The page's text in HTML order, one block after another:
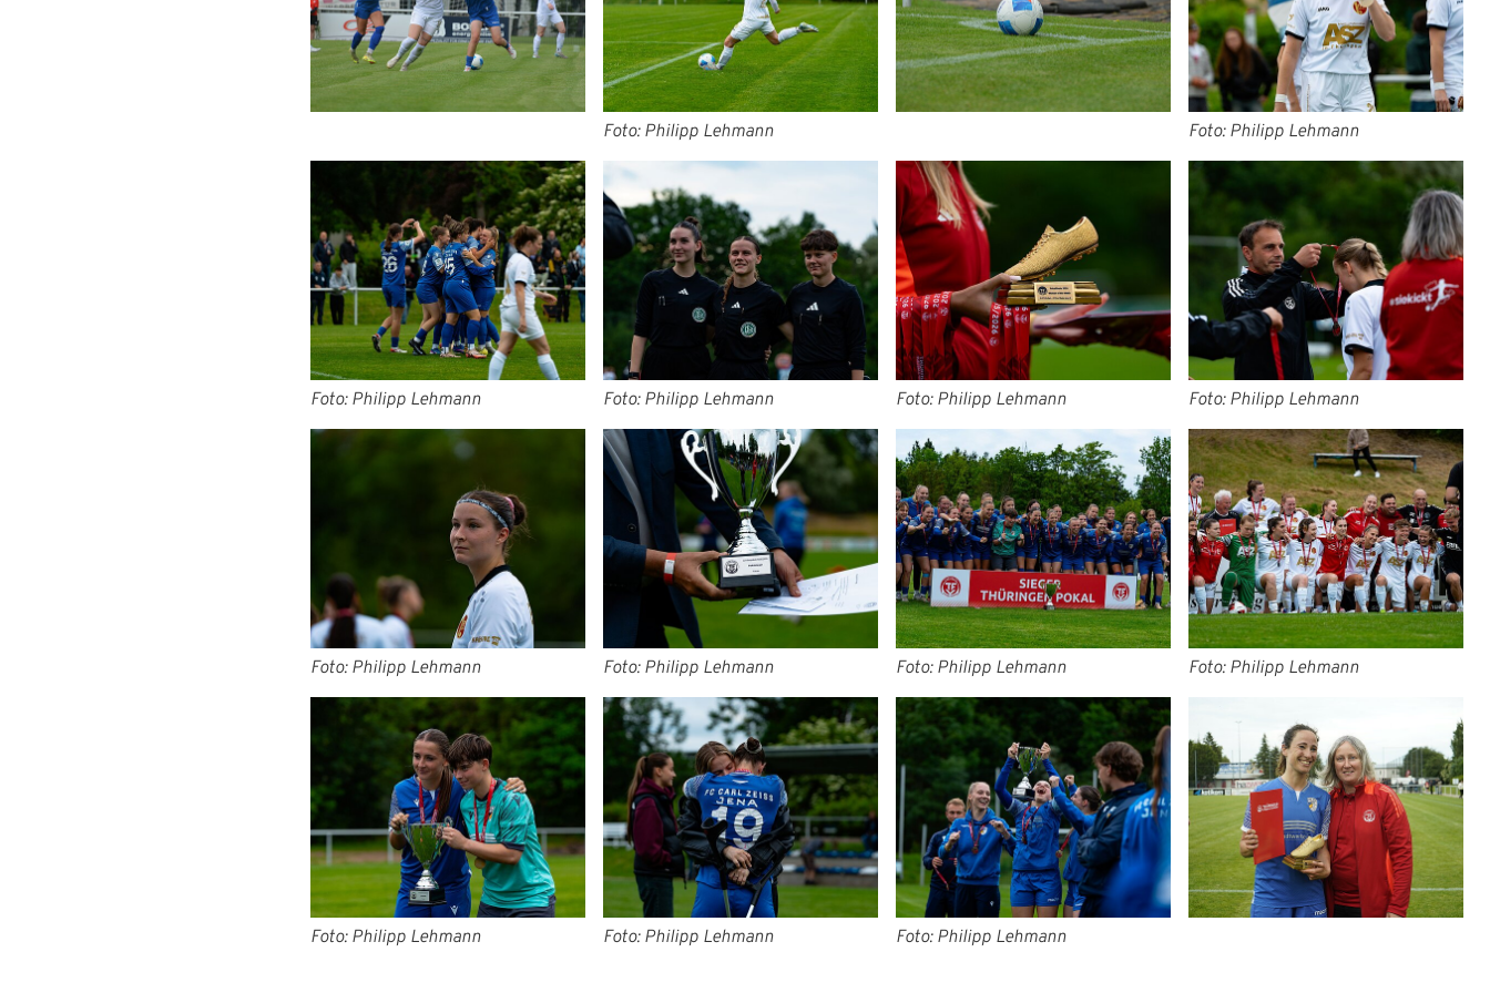
Foto: Philipp Lehmann Foto: Philipp Lehmann
Foto: Philipp Lehmann Foto: Philipp Lehmann Foto: Philipp Lehmann Foto: Philipp Lehmann
Foto: Philipp Lehmann Foto: Philipp Lehmann Foto: Philipp Lehmann Foto: Philipp Lehmann
Foto: Philipp Lehmann Foto: Philipp Lehmann Foto: Philipp Lehmann
Passwort: